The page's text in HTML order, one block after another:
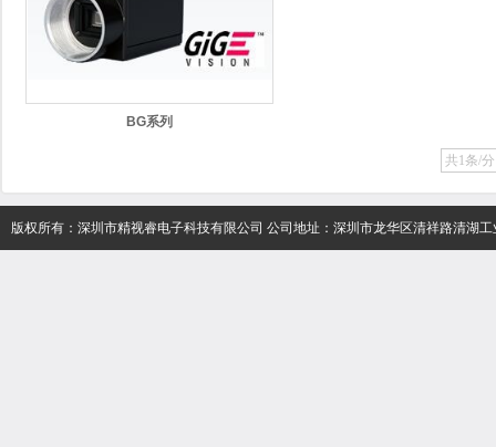
BG系列
共1条/
版权所有：深圳市精视睿电子科技有限公司 公司地址：深圳市龙华区清祥路清湖